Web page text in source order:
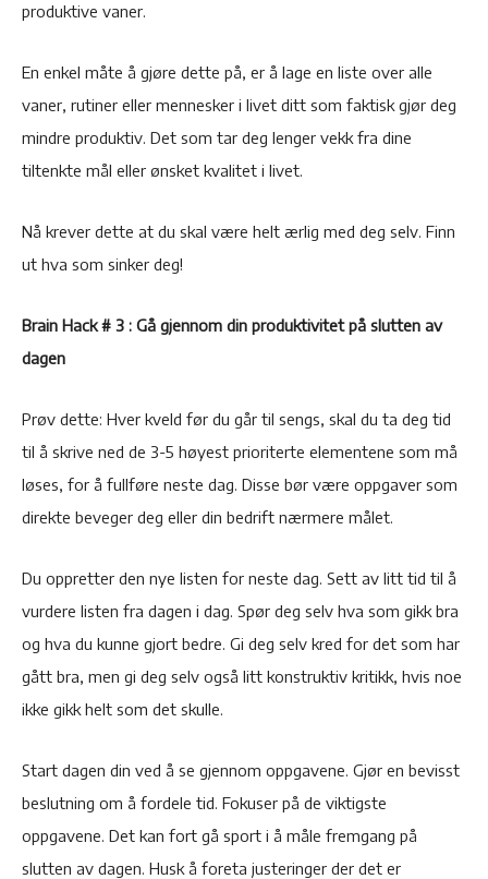
produktive vaner.
En enkel måte å gjøre dette på, er å lage en liste over alle
vaner, rutiner eller mennesker i livet ditt som faktisk gjør deg
mindre produktiv. Det som tar deg lenger vekk fra dine
tiltenkte mål eller ønsket kvalitet i livet.
Nå krever dette at du skal være helt ærlig med deg selv. Finn
ut hva som sinker deg!
Brain Hack # 3 : Gå gjennom din produktivitet på slutten av
dagen
Prøv dette: Hver kveld før du går til sengs, skal du ta deg tid
til å skrive ned de 3-5 høyest prioriterte elementene som må
løses, for å fullføre neste dag. Disse bør være oppgaver som
direkte beveger deg eller din bedrift nærmere målet.
Du oppretter den nye listen for neste dag. Sett av litt tid til å
vurdere listen fra dagen i dag. Spør deg selv hva som gikk bra
og hva du kunne gjort bedre. Gi deg selv kred for det som har
gått bra, men gi deg selv også litt konstruktiv kritikk, hvis noe
ikke gikk helt som det skulle.
Start dagen din ved å se gjennom oppgavene. Gjør en bevisst
beslutning om å fordele tid. Fokuser på de viktigste
oppgavene. Det kan fort gå sport i å måle fremgang på
slutten av dagen. Husk å foreta justeringer der det er